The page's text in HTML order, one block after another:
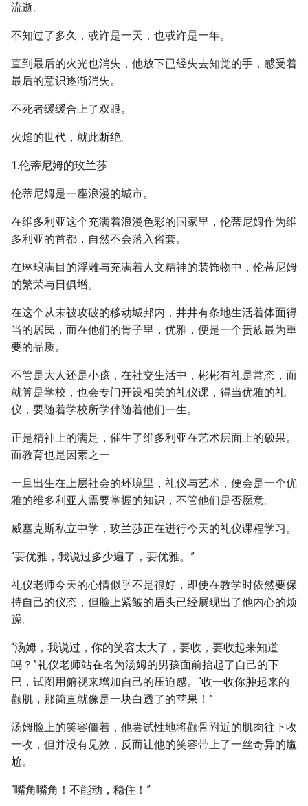
流逝。
不知过了多久，或许是一天，也或许是一年。
直到最后的火光也消失，他放下已经失去知觉的手，感受着
最后的意识逐渐消失。
不死者缓缓合上了双眼。
火焰的世代，就此断绝。
1.伦蒂尼姆的玫兰莎
伦蒂尼姆是一座浪漫的城市。
在维多利亚这个充满着浪漫色彩的国家里，伦蒂尼姆作为维
多利亚的首都，自然不会落入俗套。
在琳琅满目的浮雕与充满着人文精神的装饰物中，伦蒂尼姆
的繁荣与日俱增。
在这个从未被攻破的移动城邦内，井井有条地生活着体面得
当的居民，而在他们的骨子里，优雅，便是一个贵族最为重
要的品质。
不管是大人还是小孩，在社交生活中，彬彬有礼是常态，而
就算是学校，也会专门开设相关的礼仪课，得当优雅的礼
仪，要随着学校所学伴随着他们一生。
正是精神上的满足，催生了维多利亚在艺术层面上的硕果。
而教育也是因素之一
一旦出生在上层社会的环境里，礼仪与艺术，便会是一个优
雅的维多利亚人需要掌握的知识，不管他们是否愿意。
威塞克斯私立中学，玫兰莎正在进行今天的礼仪课程学习。
“要优雅，我说过多少遍了，要优雅。”
礼仪老师今天的心情似乎不是很好，即使在教学时依然要保
持自己的仪态，但脸上紧皱的眉头已经展现出了他内心的烦
躁。
“汤姆，我说过，你的笑容太大了，要收，要收起来知道
吗？”礼仪老师站在名为汤姆的男孩面前抬起了自己的下
巴，试图用俯视来增加自己的压迫感。“收一收你肿起来的
颧肌，那简直就像是一块白透了的苹果！”
汤姆脸上的笑容僵着，他尝试性地将颧骨附近的肌肉往下收
一收，但并没有见效，反而让他的笑容带上了一丝奇异的尴
尬。
“嘴角嘴角！不能动，稳住！”